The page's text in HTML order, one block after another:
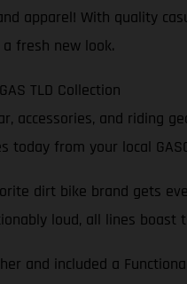
apparel! With quality
fresh new look.
TLD Collection
accessories, and riding
today from your local
dirt bike brand gets
loud, all lines
and included a